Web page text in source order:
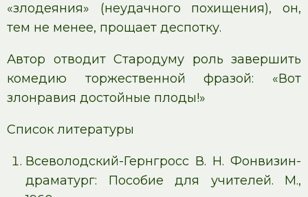
«злодеяния» (неудачного похищения), он,
тем не менее, прощает деспотку.
Автор отводит Стародуму роль завершить
комедию торжественной фразой: «Вот
злонравия достойные плоды!»
Список литературы
Всеволодский-Гернгросс В. Н. Фонвизин-
драматург: Пособие для учителей. М.,